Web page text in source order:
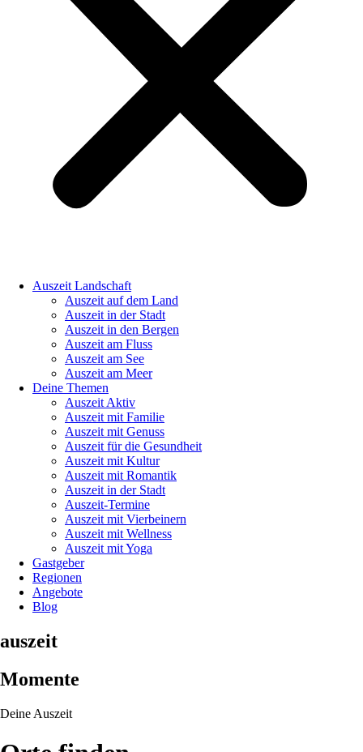
Auszeit Landschaft
Auszeit auf dem Land
Auszeit in der Stadt
Auszeit in den Bergen
Auszeit am Fluss
Auszeit am See
Auszeit am Meer
Deine Themen
Auszeit Aktiv
Auszeit mit Familie
Auszeit mit Genuss
Auszeit für die Gesundheit
Auszeit mit Kultur
Auszeit mit Romantik
Auszeit in der Stadt
Auszeit-Termine
Auszeit mit Vierbeinern
Auszeit mit Wellness
Auszeit mit Yoga
Gastgeber
Regionen
Angebote
Blog
auszeit
Momente
Deine Auszeit